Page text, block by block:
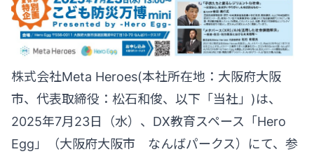
株式会社Meta Heroes(本社所在地：大阪府大阪
市、代表取締役：松石和俊、以下「当社」)は、
2025年7月23日（水）、DX教育スペース「Hero
Egg」（大阪府大阪市 なんばパークス）にて、参